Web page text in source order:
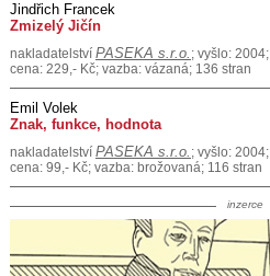
Jindřich Francek
Zmizelý Jičín
nakladatelství PASEKA s.r.o. ; vyšlo: 2004;
cena: 229,- Kč; vazba: vázaná; 136 stran
Emil Volek
Znak, funkce, hodnota
nakladatelství PASEKA s.r.o. ; vyšlo: 2004;
cena: 99,- Kč; vazba: brožovaná; 116 stran
inzerce